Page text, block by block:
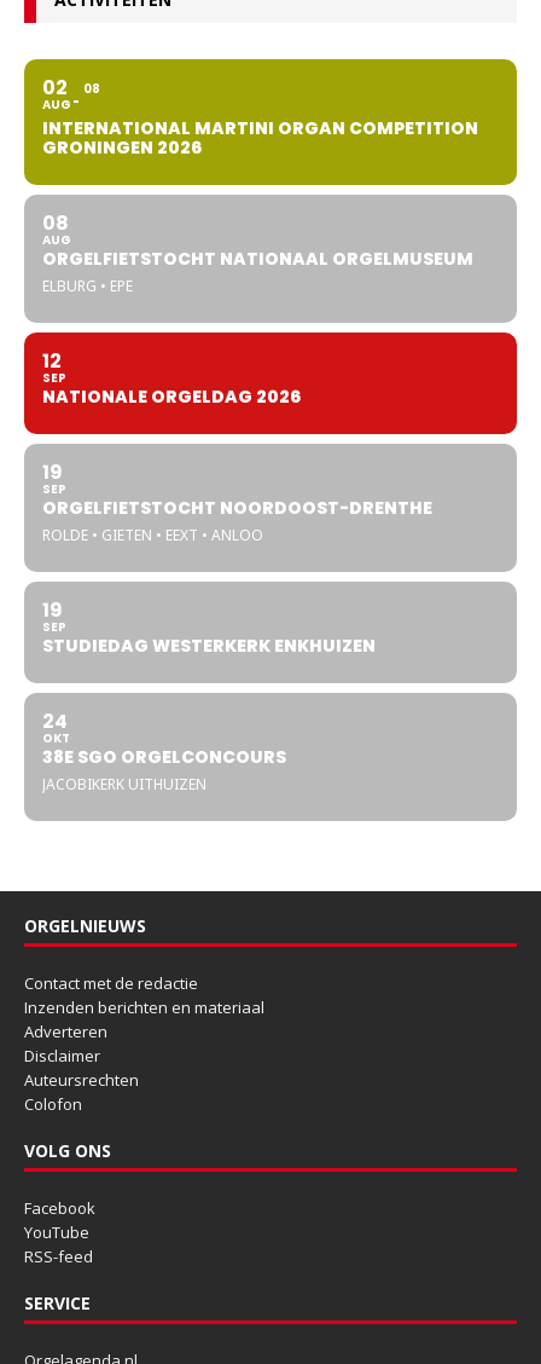
02
AUG
08
INTERNATIONAL MARTINI ORGAN COMPETITION
GRONINGEN 2026
08
AUG
ORGELFIETSTOCHT NATIONAAL ORGELMUSEUM
ELBURG • EPE
12
SEP
NATIONALE ORGELDAG 2026
19
SEP
ORGELFIETSTOCHT NOORDOOST-DRENTHE
ROLDE • GIETEN • EEXT • ANLOO
19
SEP
STUDIEDAG WESTERKERK ENKHUIZEN
24
OKT
38E SGO ORGELCONCOURS
JACOBIKERK UITHUIZEN
ORGELNIEUWS
Contact met de redactie
Inzenden berichten en materiaal
Adverteren
Disclaimer
Auteursrechten
Colofon
VOLG ONS
Facebook
YouTube
RSS-feed
SERVICE